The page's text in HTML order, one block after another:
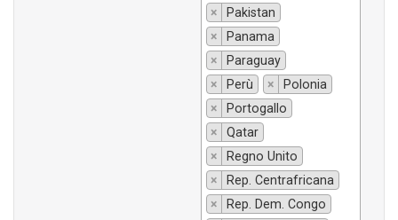
×
Pakistan
×
Panama
×
Paraguay
×
Perù ×
Polonia
×
Portogallo
×
Qatar
×
Regno Unito
×
Rep. Centrafricana
×
Rep. Dem. Congo